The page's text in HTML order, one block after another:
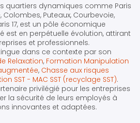
quartiers dynamiques comme Paris
Colombes, Puteaux, Courbevoie,
17, est un pôle économique
est en perpétuelle évolution, attirant
et professionnels.
dans ce contexte par son
Relaxation, Formation Manipulation
, Chasse aux risques
SST - MAC SST (recyclage SST).
privilégié pour les entreprises
la sécurité de leurs employés à
innovantes et adaptées.